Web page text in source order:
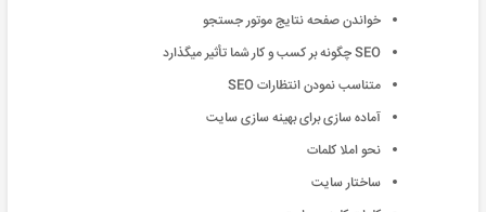
خواندن صفحه نتایج موتور جستجو
SEO چگونه بر کسب و کار شما تأثیر میگذارد
متناسب نمودن انتظارات SEO
آماده سازی برای بهینه سازی سایت
نحو املا کلمات
ساختار سایت